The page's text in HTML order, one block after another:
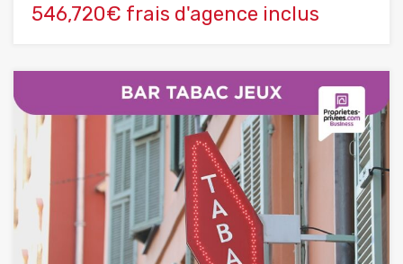
546,720€ frais d'agence inclus